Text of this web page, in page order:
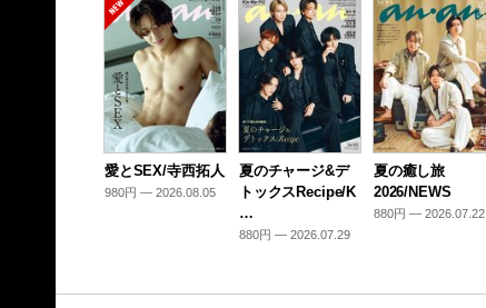
愛とSEX/寺西拓人
980円 — 2026.08.05
夏のチャージ&デ
トックスRecipe/K
…
880円 — 2026.07.29
夏の癒し旅
2026/NEWS
880円 — 2026.07.22